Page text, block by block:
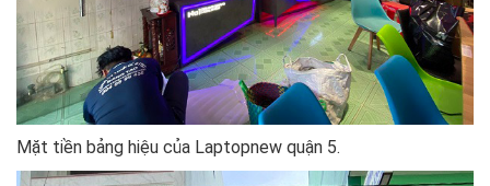
Mặt tiền bảng hiệu của Laptopnew quận 5.